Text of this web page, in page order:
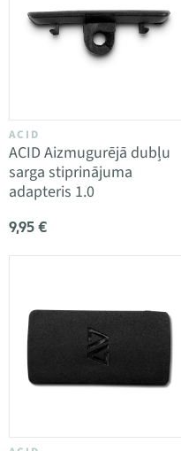
ACID
ACID Aizmugurējā dubļu
sarga stiprinājuma
adapteris 1.0
9,95 €